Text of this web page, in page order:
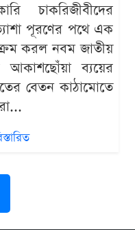
চাকরিজীবীদের
পূরণের পথে এক
করল নবম জাতীয়
আকাশছোঁয়া ব্যয়ের
বেতন কাঠামোতে